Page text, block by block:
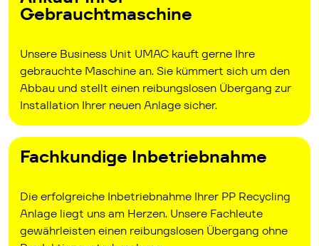
Gebrauchtmaschine
Unsere Business Unit UMAC kauft gerne Ihre
gebrauchte Maschine an. Sie kümmert sich um den
Abbau und stellt einen reibungslosen Übergang zur
Installation Ihrer neuen Anlage sicher.
Fachkundige Inbetriebnahme
Die erfolgreiche Inbetriebnahme Ihrer PP Recycling
Anlage liegt uns am Herzen. Unsere Fachleute
gewährleisten einen reibungslosen Übergang ohne